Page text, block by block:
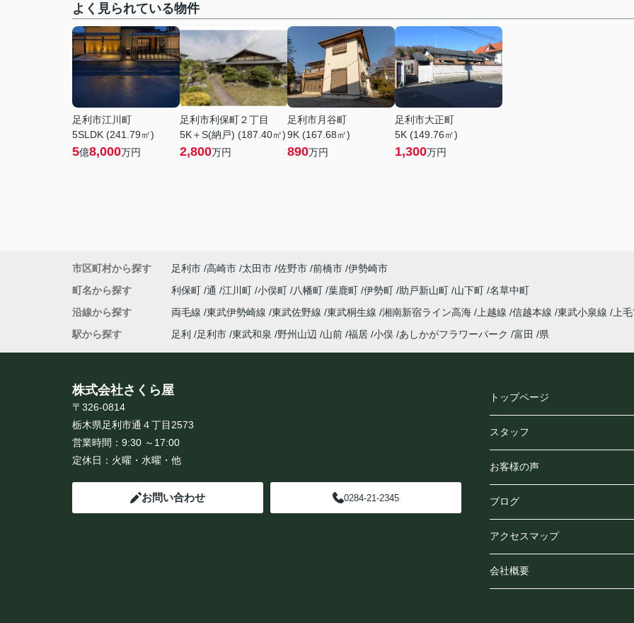
よく見られている物件
足利市江川町
5SLDK (241.79㎡)
5億8,000万円
足利市利保町２丁目
5K＋S(納戸) (187.40㎡)
2,800万円
足利市月谷町
9K (167.68㎡)
890万円
足利市大正町
5K (149.76㎡)
1,300万円
市区町村から探す 足利市 高崎市 太田市 佐野市 前橋市 伊勢崎市
町名から探す
利保町 通 江川町 小俣町 八幡町 葉鹿町 伊勢町 助戸新山町 山下町 名草中町
沿線から探す
両毛線 東武伊勢崎線 東武佐野線 東武桐生線 湘南新宿ライン高海 上越線 信越本線 東武小泉線
上
駅から探す
足利 足利市 東武和泉 野州山辺 山前 福居 小俣 あしかがフラワーパーク 富田 県
株式会社さくら屋
〒326-0814
栃木県足利市通４丁目2573
営業時間： 9:30 ～17:00
定休日： 火曜・水曜・他
お問い合わせ 0284-21-2345
トップページ
スタッフ
お客様の声
ブログ
アクセスマップ
会社概要